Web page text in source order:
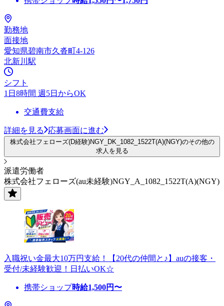
勤務地
面接地
愛知県碧南市久沓町4-126
北新川駅
シフト
1日8時間 週5日からOK
交通費支給
詳細を見る 応募画面に進む
株式会社フェローズ(D経験)NGY_DK_1082_1522T(A)(NGY)のその他の
求人を見る
派遣労働者
株式会社フェローズ(au未経験)NGY_A_1082_1522T(A)(NGY)
入職祝い金最大10万円支給！【20代の仲間と♪】auの接客・
受付/未経験歓迎！日払いOK☆
携帯ショップ時給1,500円〜